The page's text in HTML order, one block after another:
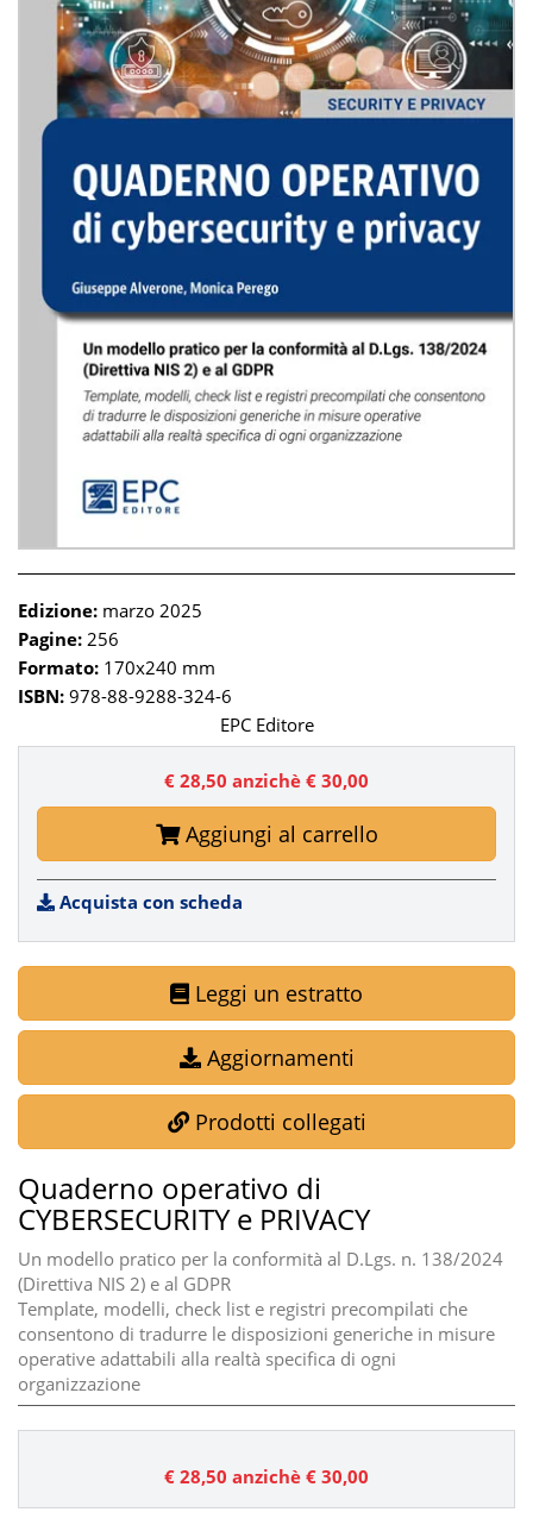
Edizione: marzo 2025
Pagine: 256
Formato: 170x240 mm
ISBN: 978-88-9288-324-6
EPC Editore
€ 28,50 anzichè € 30,00
Aggiungi al carrello
Acquista con scheda
Leggi un estratto
Aggiornamenti
Prodotti collegati
Quaderno operativo di
CYBERSECURITY e PRIVACY
Un modello pratico per la conformità al D.Lgs. n. 138/2024
(Direttiva NIS 2) e al GDPR
Template, modelli, check list e registri precompilati che
consentono di tradurre le disposizioni generiche in misure
operative adattabili alla realtà specifica di ogni
organizzazione
€ 28,50 anzichè € 30,00